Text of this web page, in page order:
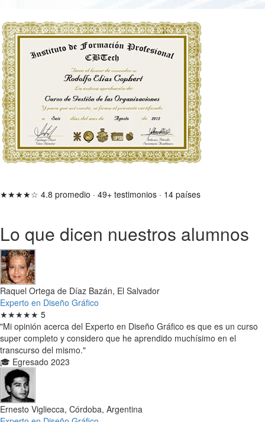
★★★★☆ 4.8 promedio · 49+ testimonios · 14 países
Lo que dicen nuestros alumnos
Raquel Ortega de Díaz Bazán, El Salvador
Experto en Diseño Gráfico
★★★★★ 5
"Mi opinión acerca del Experto en Diseño Gráfico es que es un curso
super completo y considero que he aprendido muchísimo en el
transcurso del mismo."
🎓 Egresado 2023
Ernesto Vigliecca, Córdoba, Argentina